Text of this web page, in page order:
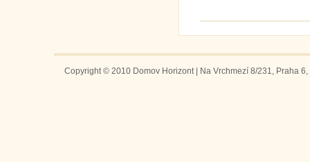
Copyright © 2010 Domov Horizont | Na Vrchmezí 8/231, Praha